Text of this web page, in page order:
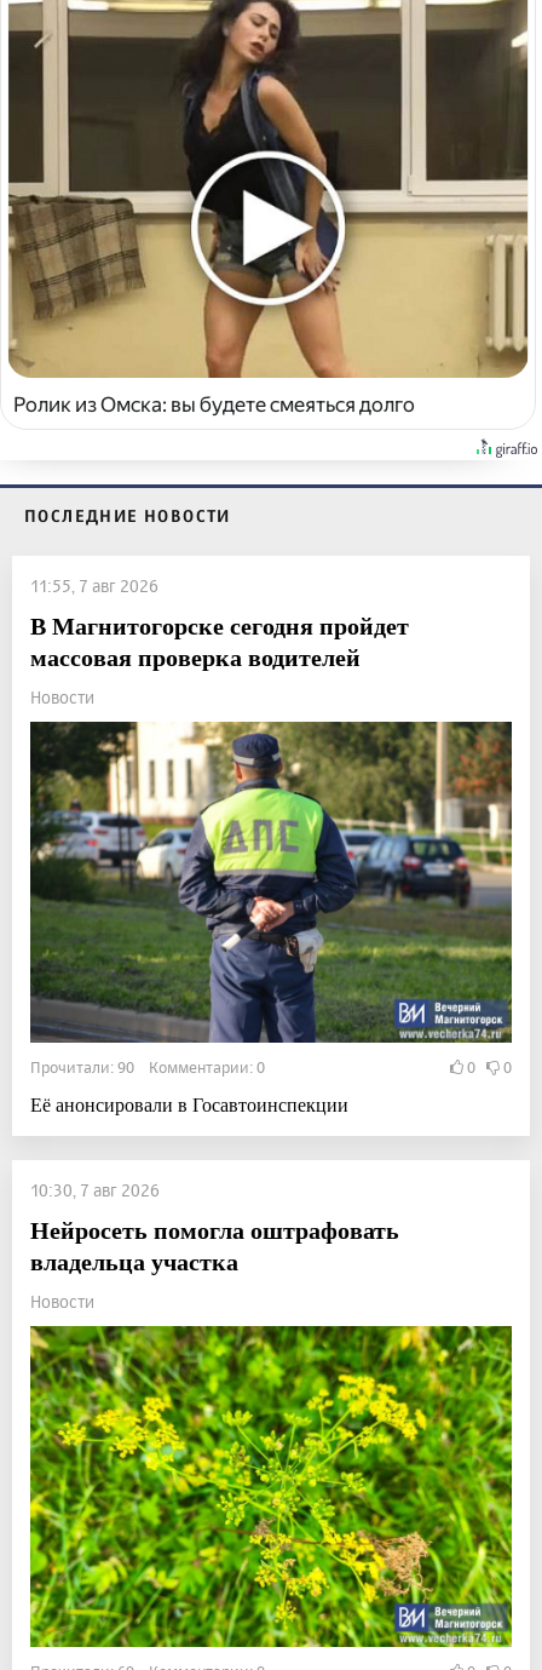
Ролик из Омска: вы будете смеяться долго
ПОСЛЕДНИЕ НОВОСТИ
11:55, 7 авг 2026
В Магнитогорске сегодня пройдет
массовая проверка водителей
Новости
Прочитали: 90 Комментарии: 0 0 0
Её анонсировали в Госавтоинспекции
10:30, 7 авг 2026
Нейросеть помогла оштрафовать
владельца участка
Новости